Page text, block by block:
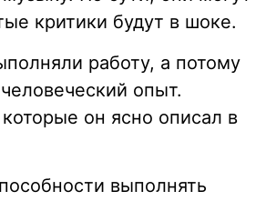
критики будут в шоке.
работу, а потому
опыт.
он ясно описал в
выполнять